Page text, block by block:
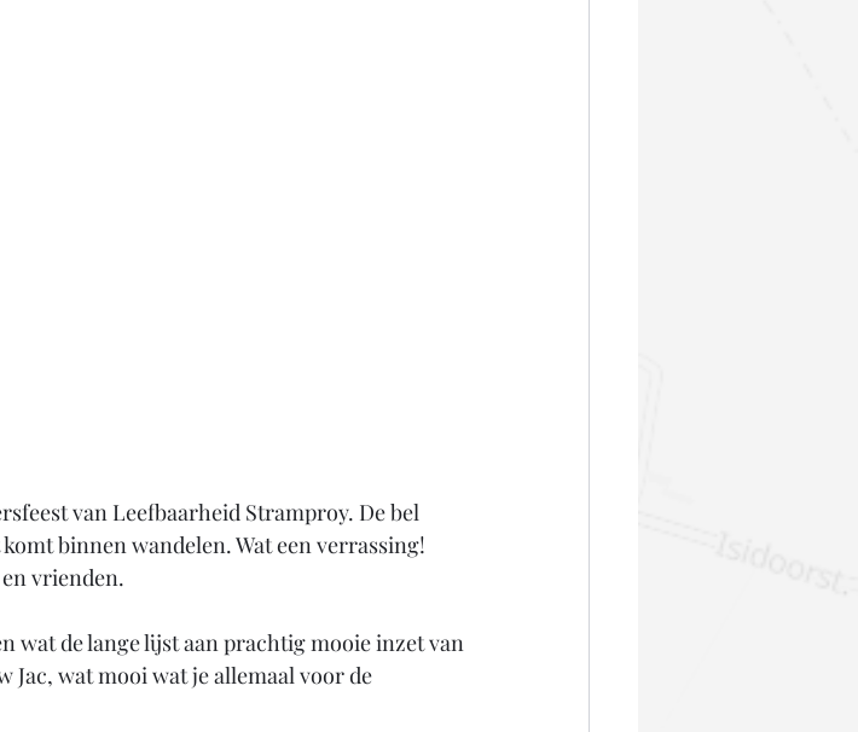
van Leefbaarheid Stramproy. De bel
komt binnen wandelen. Wat een verrassing!
vrienden.
wat de lange lijst aan prachtig mooie inzet van
Jac, wat mooi wat je allemaal voor de